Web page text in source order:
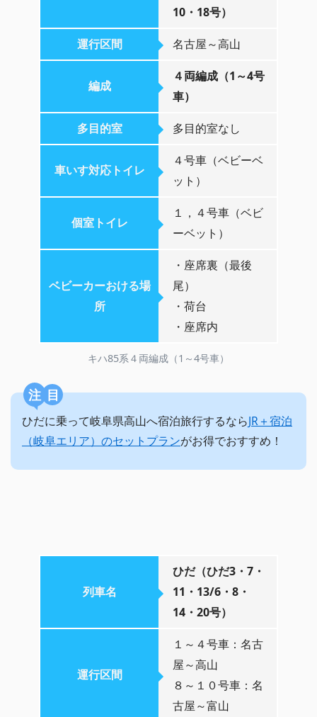
10・18号）
運行区間 名古屋～高山
編成
４両編成（1～4号
車）
多目的室 多目的室なし
車いす対応トイレ
４号車（ベビーベ
ット）
個室トイレ
１，４号車（ベビ
ーベット）
ベビーカーおける場
所
・座席裏（最後
尾）
・荷台
・座席内
キハ85系４両編成（1～4号車）
注目
ひだに乗って岐阜県高山へ宿泊旅行するならJR＋宿泊
（岐阜エリア）のセットプランがお得でおすすめ！
列車名
ひだ（ひだ3・7・
11・13/6・8・
14・20号）
運行区間
１～４号車：名古
屋～高山
８～１０号車：名
古屋～富山